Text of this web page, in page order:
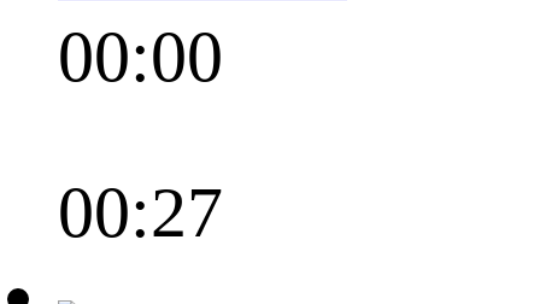
00:00
00:27